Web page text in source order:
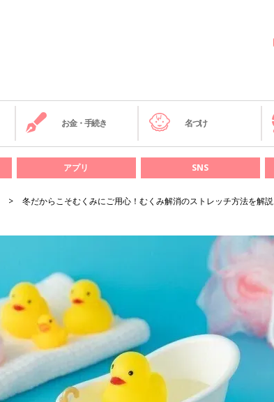
お金・手続き 名づけ
アプリ SNS
冬だからこそむくみにご用心！むくみ解消のストレッチ方法を解説